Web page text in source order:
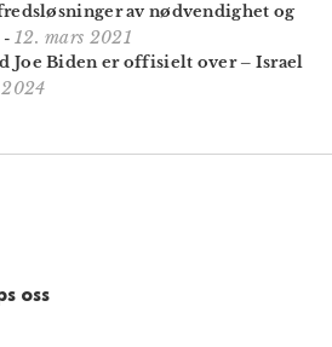
av nødvendighet og
- 12. mars 2021
Joe Biden er offisielt over – Israel
oss